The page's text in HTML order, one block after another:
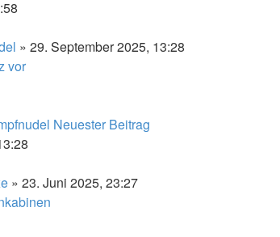
» 29. September 2025, 13:28
vor
Neuester Beitrag
» 23. Juni 2025, 23:27